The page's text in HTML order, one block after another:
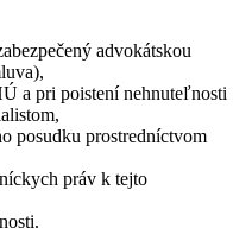
advokátskou
a pri poistení nehnuteľnosti
posudku prostredníctvom
práv k tejto